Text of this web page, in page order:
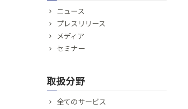
ニュース
プレスリリース
メディア
セミナー
取扱分野
全てのサービス